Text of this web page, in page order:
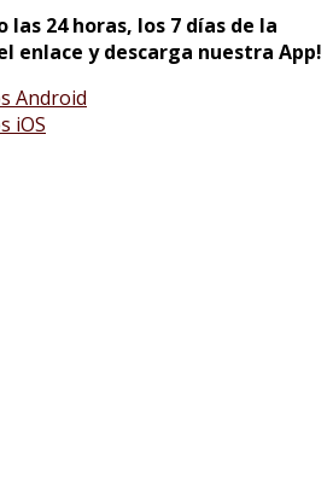
24 horas, los 7 días de la
enlace y descarga nuestra App!
Android
iOS